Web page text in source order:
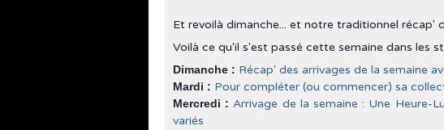
Et revoilà dimanche... et notre traditionnel récap'
Voilà ce qu'il s'est passé cette semaine dans les
Dimanche : Récap' des arrivages de la semaine
Mardi : Pour compléter (ou commencer) sa
Mercredi : Arrivage de la semaine : Une Heure-
variés